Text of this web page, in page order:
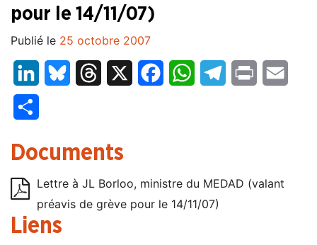
pour le 14/11/07)
Publié le 25 octobre 2007
LinkedInBluesky Threads FacebookWhatsAppTelegram
Print
Documents
Lettre à JL Borloo, ministre du MEDAD (valant
préavis de grève pour le 14/11/07)
Liens